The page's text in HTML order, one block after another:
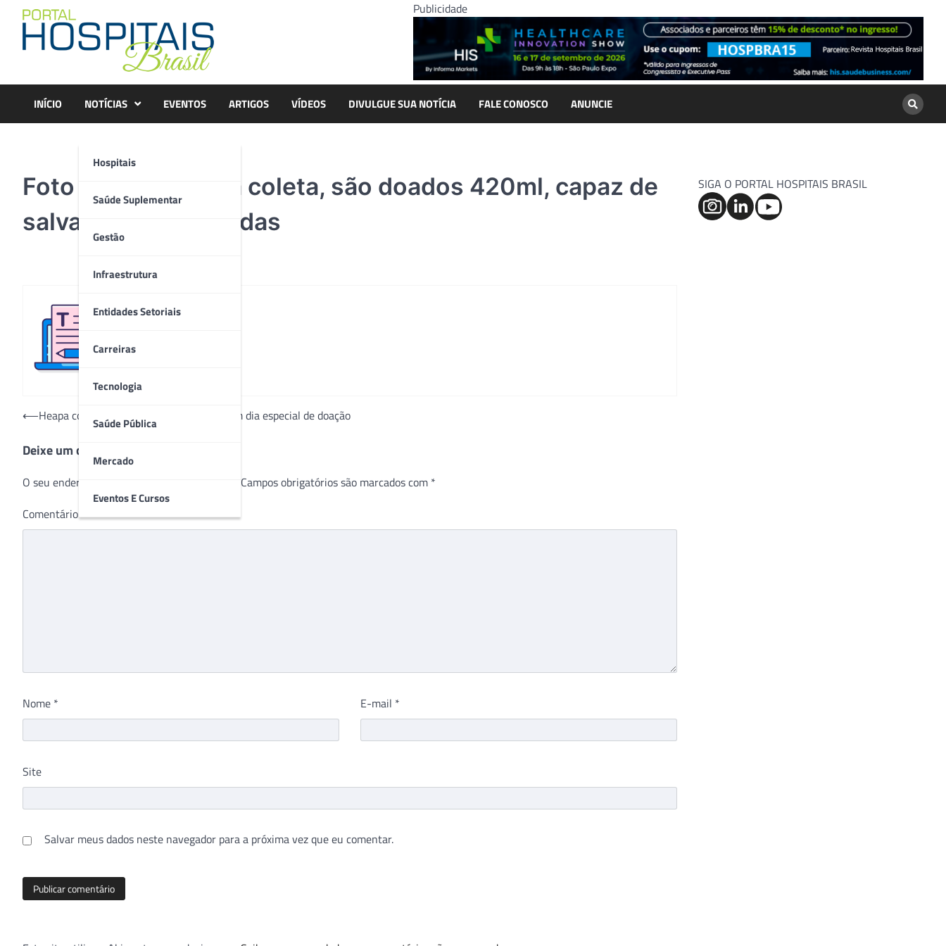
content
Publicidade
INÍCIO NOTÍCIAS
Hospitais
Saúde Suplementar
Gestão
Infraestrutura
Entidades Setoriais
Carreiras
Tecnologia
Saúde Pública
Mercado
Eventos E Cursos
EVENTOS ARTIGOS VÍDEOS DIVULGUE SUA NOTÍCIA FALE CONOSCO ANUNCIE
Foto – Numa rápida coleta, são doados 420ml, capaz de
salvar até quatro vidas
Navegação
Post
⟵Heapa compõe estoque do Hemocentro em dia especial de doação
Deixe um comentário
O seu endereço de e-mail não será publicado. Campos obrigatórios são marcados com *
Comentário*
Nome * E-mail *
Site
Salvar meus dados neste navegador para a próxima vez que eu comentar.
SIGA O PORTAL HOSPITAIS BRASIL